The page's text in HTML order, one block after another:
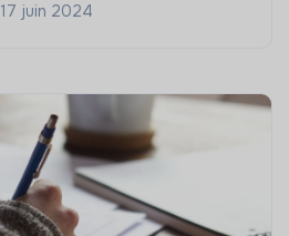
17 juin 2024